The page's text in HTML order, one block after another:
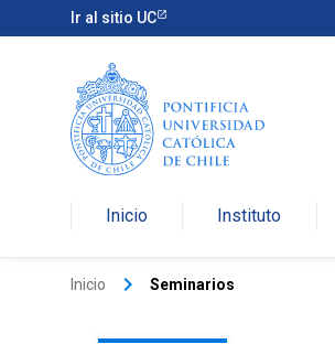
Ir al sitio UC
Inicio Instituto
Inicio keyboard_arrow_right Seminarios